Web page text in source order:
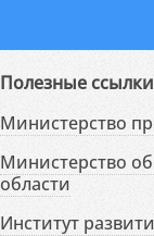
Полезные ссылки
Министерство
Министерство
области
Институт